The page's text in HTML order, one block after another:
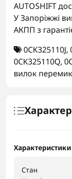
AUTOSHIFT
У Запоріжжі
АКПП з
0CK325110J,
0CK325110Q,
вилок
Характеристики
Стан